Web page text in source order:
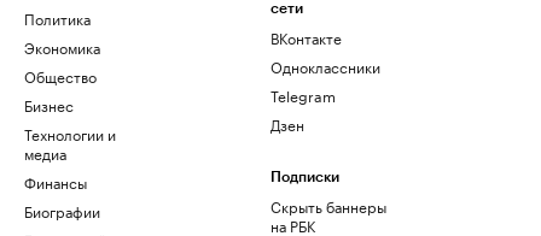
Политика
Экономика
Общество
Бизнес
Технологии и
медиа
Финансы
Биографии
сети
ВКонтакте
Одноклассники
Telegram
Дзен
Подписки
Скрыть баннеры
на РБК